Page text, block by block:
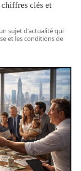
chiffres clés et
sujet d'actualité qui
et les conditions de